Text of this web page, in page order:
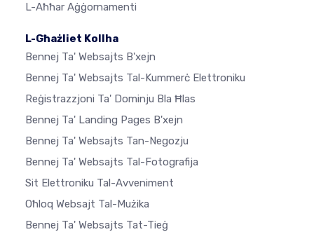
L-Aħħar Aġġornamenti
L-Għażliet Kollha
Bennej Ta' Websajts B'xejn
Bennej Ta' Websajts Tal-Kummerċ Elettroniku
Reġistrazzjoni Ta' Dominju Bla Ħlas
Bennej Ta' Landing Pages B'xejn
Bennej Ta' Websajts Tan-Negozju
Bennej Ta' Websajts Tal-Fotografija
Sit Elettroniku Tal-Avveniment
Oħloq Websajt Tal-Mużika
Bennej Ta' Websajts Tat-Tieġ